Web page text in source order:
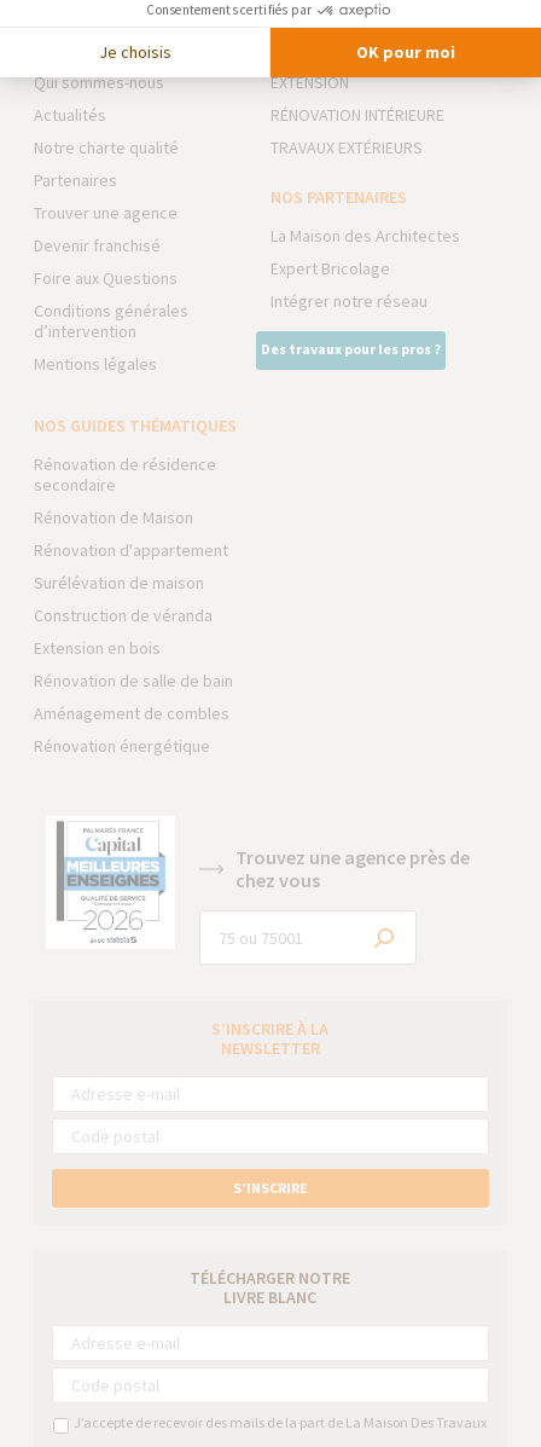
SUD/CLAIX/SEYSSINS
Qui sommes-nous
Actualités
Notre charte qualité
Partenaires
Trouver une agence
Devenir franchisé
Foire aux Questions
Conditions générales
d’intervention
Mentions légales
NOS DOMAINES
D’INTERVENTION
EXTENSION
RÉNOVATION INTÉRIEURE
TRAVAUX EXTÉRIEURS
NOS PARTENAIRES
La Maison des Architectes
Expert Bricolage
Intégrer notre réseau
Des travaux pour les pros ?
NOS GUIDES THÉMATIQUES
Rénovation de résidence
secondaire
Rénovation de Maison
Rénovation d'appartement
Surélévation de maison
Construction de véranda
Extension en bois
Rénovation de salle de bain
Aménagement de combles
Rénovation énergétique
Trouvez une agence près de
chez vous
S’INSCRIRE À LA
NEWSLETTER
S’INSCRIRE
TÉLÉCHARGER NOTRE
LIVRE BLANC
J’accepte de recevoir des mails de la part de La Maison Des Travaux
Consentements certifiés par
Je choisis OK pour moi